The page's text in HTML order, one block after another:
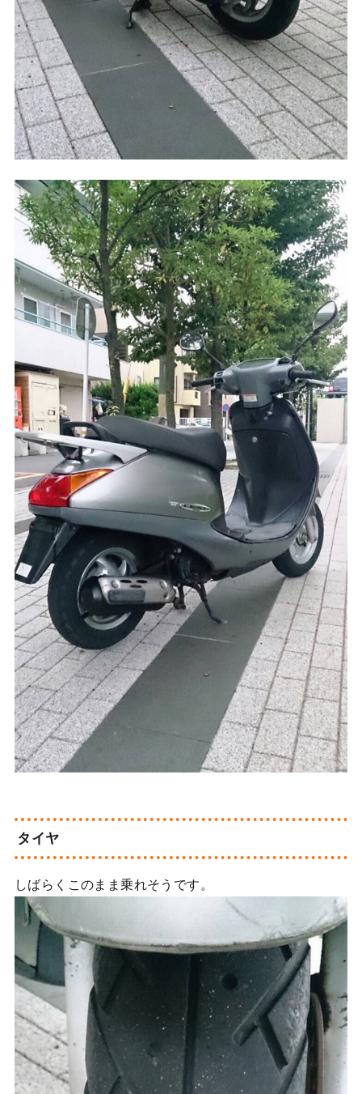
タイヤ
しばらくこのまま乗れそうです。